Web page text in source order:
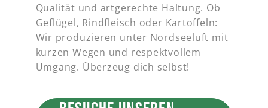
Qualität und artgerechte Haltung. Ob
Geflügel, Rindfleisch oder Kartoffeln:
Wir produzieren unter Nordseeluft mit
kurzen Wegen und respektvollem
Umgang. Überzeug dich selbst!